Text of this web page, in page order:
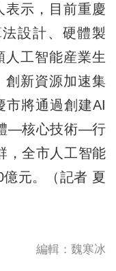
示，目前重慶
設計、硬體製
人工智能産業生
創新資源加速集
市將通過創建AI
—核心技術—行
，全市人工智能
元。（記者 夏
編輯：魏寒冰